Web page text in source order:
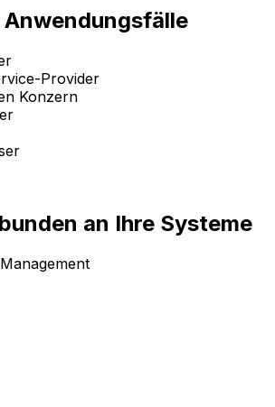
Anwendungsfälle
Provider
Konzern
an Ihre Systeme